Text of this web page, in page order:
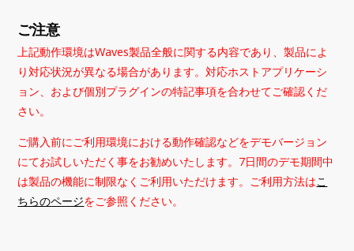
ご注意
上記動作環境はWaves製品全般に関する内容であり、製品によ
り対応状況が異なる場合があります。対応ホストアプリケーシ
ョン、および個別プラグインの特記事項を合わせてご確認くだ
さい。
ご購入前にご利用環境における動作確認などをデモバージョン
にてお試しいただく事をお勧めいたします。7日間のデモ期間中
は製品の機能に制限なくご利用いただけます。ご利用方法はこ
ちらのページをご参照ください。